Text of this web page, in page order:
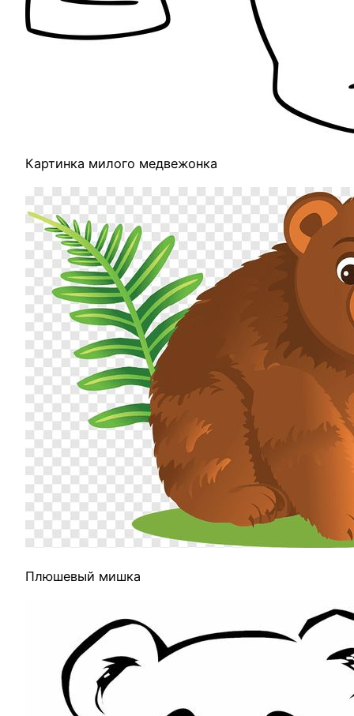
Картинка милого медвежонка
Плюшевый мишка